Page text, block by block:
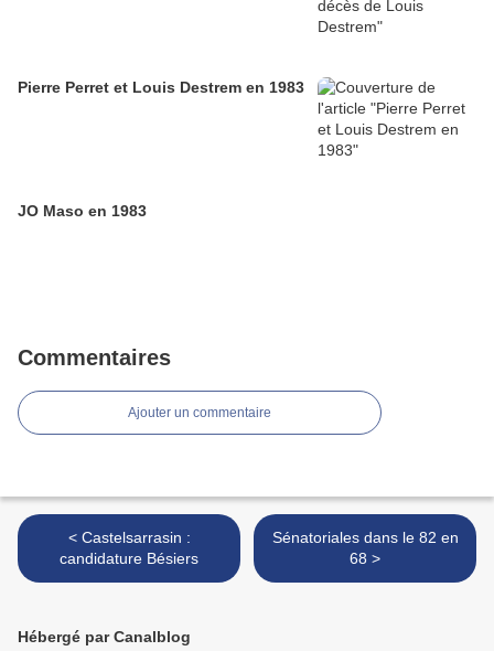
Pierre Perret et Louis Destrem en 1983
JO Maso en 1983
Commentaires
Ajouter un commentaire
< Castelsarrasin :
candidature Bésiers
Sénatoriales dans le 82 en
68 >
Hébergé par Canalblog